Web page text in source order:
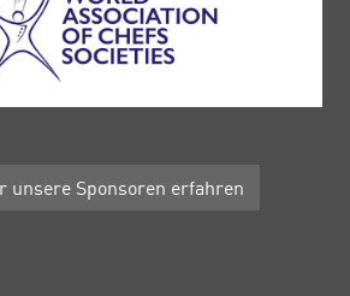
unsere Sponsoren erfahren